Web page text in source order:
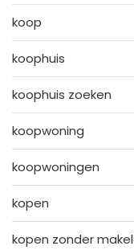
koop
koophuis
koophuis zoeken
koopwoning
koopwoningen
kopen
kopen zonder